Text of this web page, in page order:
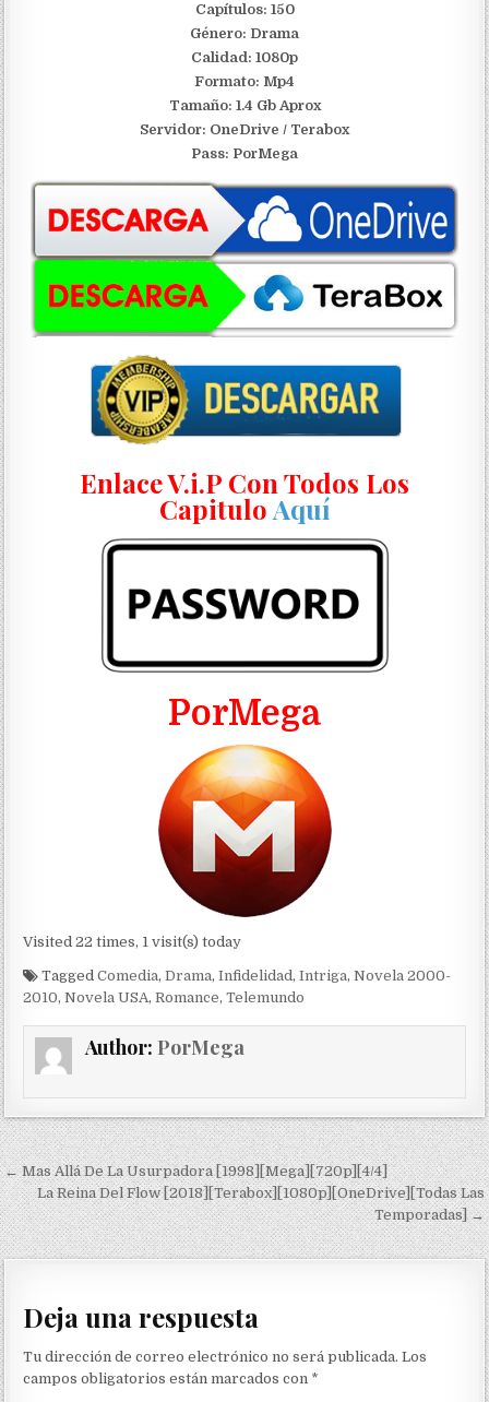
Capítulos: 150
Género: Drama
Calidad: 1080p
Formato: Mp4
Tamaño: 1.4 Gb Aprox
Servidor: OneDrive / Terabox
Pass: PorMega
Enlace V.i.P Con Todos Los
Capitulo Aquí
PorMega
Visited 22 times, 1 visit(s) today
TaggedComedia,Drama,Infidelidad,Intriga,Novela 2000-
2010,Novela USA,Romance,Telemundo
Author: PorMega
Navegación de entradas
← Mas Allá De La Usurpadora [1998][Mega][720p][4/4]
La Reina Del Flow [2018][Terabox][1080p][OneDrive][Todas Las
Temporadas] →
Deja una respuesta
Tu dirección de correo electrónico no será publicada. Los
campos obligatorios están marcados con *